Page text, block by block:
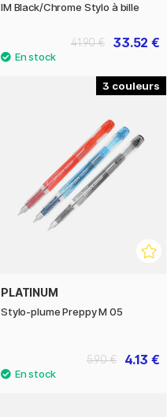
IM Black/Chrome Stylo à bille
33.52 €
41.90 €
3
PLATINUM
Stylo-plume Preppy M 05
4.13 €
5.90 €